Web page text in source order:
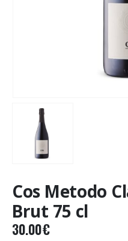
Cos Metodo
Brut 75 cl
30.00€